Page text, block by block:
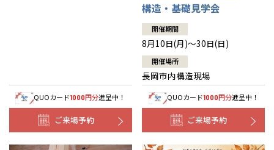
QUOカード1000円分進呈中！
ご来場予約
構造・基礎見学会
開催期間
8月10日(月)～30日(日)
開催場所
長岡市内構造現場
QUOカード1000円分進呈中！
ご来場予約